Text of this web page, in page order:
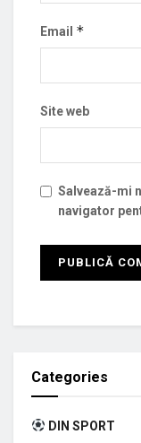
Email *
Site web
Salvează-mi
navigator
Categories
DIN SPORT